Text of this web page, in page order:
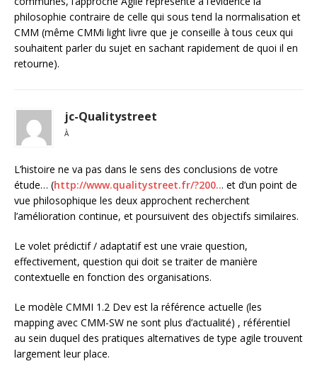
philosophie contraire de celle qui sous tend la normalisation et
CMM (même CMMi light livre que je conseille à tous ceux qui
souhaitent parler du sujet en sachant rapidement de quoi il en
retourne).
jc-Qualitystreet
À
L’histoire ne va pas dans le sens des conclusions de votre
étude… (http://www.qualitystreet.fr/?200... et d’un point de
vue philosophique les deux approchent recherchent
l’amélioration continue, et poursuivent des objectifs similaires.
Le volet prédictif / adaptatif est une vraie question,
effectivement, question qui doit se traiter de manière
contextuelle en fonction des organisations.
Le modèle CMMI 1.2 Dev est la référence actuelle (les
mapping avec CMM-SW ne sont plus d’actualité) , référentiel
au sein duquel des pratiques alternatives de type agile trouvent
largement leur place.